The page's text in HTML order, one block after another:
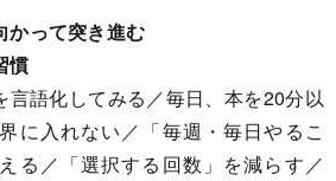
かって突き進む
慣
言語化してみる／毎日、本を20分以
に入れない／「毎週・毎日やるこ
る／「選択する回数」を減らす／